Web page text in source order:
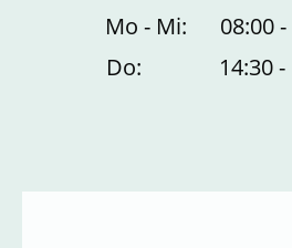
Mo - Mi: 08:00 -
Do: 14:30 -